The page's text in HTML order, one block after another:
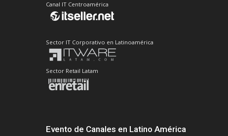
Canal IT Centroamérica
Sector IT Corporativo en Latinoamérica
Sector Retail Latam
Evento de Canales en Latino América